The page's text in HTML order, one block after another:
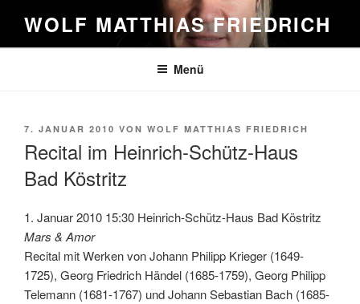
Inhalt
springen
WOLF MATTHIAS FRIEDRICH
Menü
VERÖFFENTLICHT
7. JANUAR 2010 VON WOLF MATTHIAS FRIEDRICH
Recital im Heinrich-Schütz-Haus
Bad Köstritz
1. Januar 2010 15:30 Heinrich-Schütz-Haus Bad Köstritz
Mars & Amor
Recital mit Werken von Johann Philipp Krieger (1649-
1725), Georg Friedrich Händel (1685-1759), Georg Philipp
Telemann (1681-1767) und Johann Sebastian Bach (1685-